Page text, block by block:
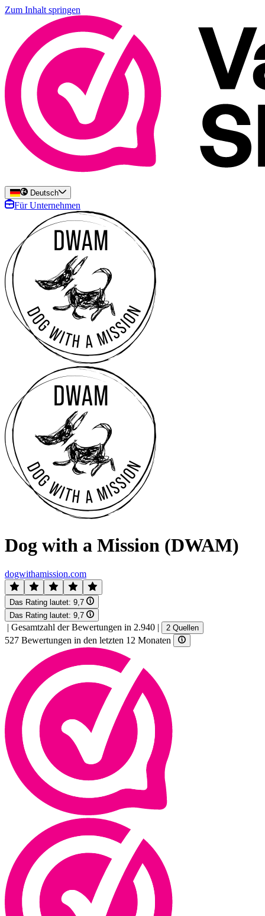
Zum Inhalt springen
Deutsch
Für Unternehmen
Dog with a Mission (DWAM)
dogwithamission.com
Das Rating lautet: 9,7
Das Rating lautet: 9,7
| Gesamtzahl der Bewertungen in 2.940 | 2 Quellen
527 Bewertungen in den letzten 12 Monaten